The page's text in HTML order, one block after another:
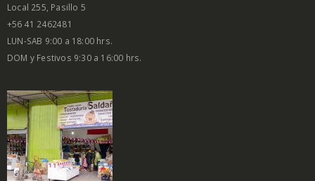
Local 255, Pasillo 5
+56 41 2462481
LUN-SAB 9:00 a 18:00 hrs.
DOM y Festivos 9:30 a 16:00 hrs.